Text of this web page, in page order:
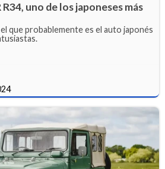
uno de los japoneses más
que probablemente es el auto japonés